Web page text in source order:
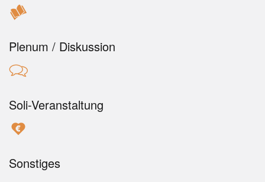
Plenum / Diskussion
Soli-Veranstaltung
Sonstiges